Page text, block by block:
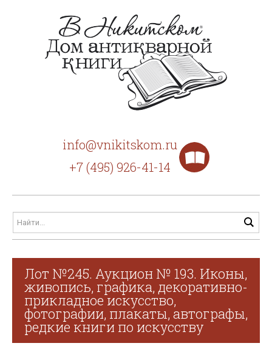
info@vnikitskom.ru
+7 (495) 926-41-14
Лот №245. Аукцион № 193. Иконы,
живопись, графика, декоративно-
прикладное искусство,
фотографии, плакаты, автографы,
редкие книги по искусству